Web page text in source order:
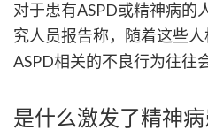
对于患有ASPD或精神病的
究人员报告称，随着这些
ASPD相关的不良行为往往
是什么激发了精神病